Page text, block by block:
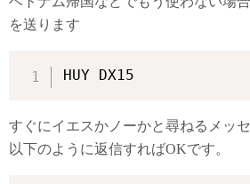
を送ります
HUY DX15
すぐにイエスかノーかと尋ねるメッ
以下のように返信すればOKです。